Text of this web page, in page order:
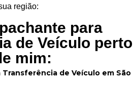
região:
para
de Veículo perto
mim:
de Veículo em São